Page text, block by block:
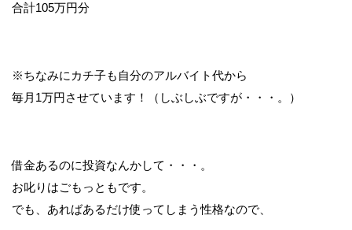
合計105万円分
※ちなみにカチ子も自分のアルバイト代から
毎月1万円させています！（しぶしぶですが・・・。）
借金あるのに投資なんかして・・・。
お叱りはごもっともです。
でも、あればあるだけ使ってしまう性格なので、